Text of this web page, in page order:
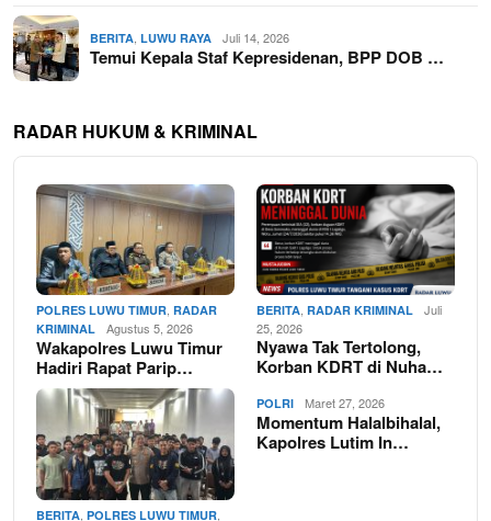
BERITA LUWU RAYA Juli 14, 2026
Temui Kepala Staf Kepresidenan, BPP DOB …
RADAR HUKUM & KRIMINAL
POLRES LUWU TIMUR, RADAR
KRIMINAL
Agustus 5, 2026
Wakapolres Luwu Timur
Hadiri Rapat Parip…
BERITA, RADAR KRIMINAL
Juli
25, 2026
Nyawa Tak Tertolong,
Korban KDRT di Nuha…
BERITA POLRES LUWU TIMUR
POLRI Maret 27, 2026
Momentum Halalbihalal,
Kapolres Lutim In…